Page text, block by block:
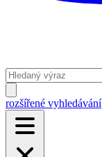
rozšířené vyhledávání